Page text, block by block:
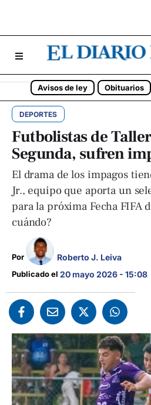
Avisos de ley Obituarios
DEPORTES
Futbolistas de
Segunda, sufren
El drama de los impagos
Jr., equipo que aporta un
para la próxima Fecha FIFA
cuándo?
Por Roberto J. Leiva
Publicado el 20 mayo 2026 - 15:08